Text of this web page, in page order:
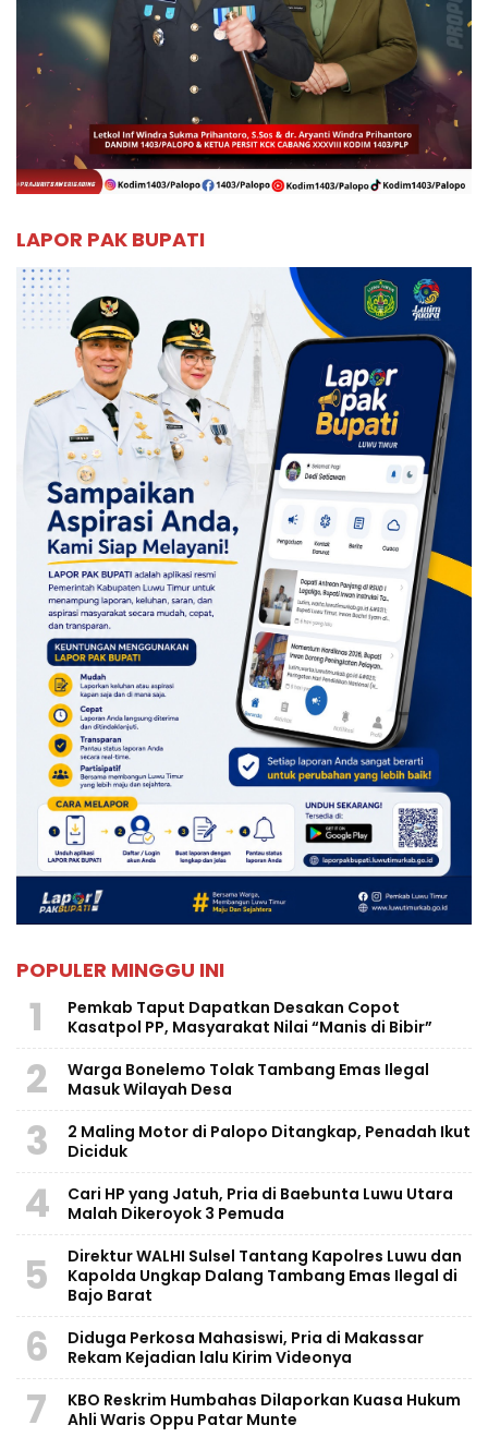
LAPOR PAK BUPATI
POPULER MINGGU INI
1
Pemkab Taput Dapatkan Desakan Copot
Kasatpol PP, Masyarakat Nilai “Manis di Bibir”
2
Warga Bonelemo Tolak Tambang Emas Ilegal
Masuk Wilayah Desa
3
2 Maling Motor di Palopo Ditangkap, Penadah Ikut
Diciduk
4
Cari HP yang Jatuh, Pria di Baebunta Luwu Utara
Malah Dikeroyok 3 Pemuda
5
Direktur WALHI Sulsel Tantang Kapolres Luwu dan
Kapolda Ungkap Dalang Tambang Emas Ilegal di
Bajo Barat
6
Diduga Perkosa Mahasiswi, Pria di Makassar
Rekam Kejadian lalu Kirim Videonya
7
KBO Reskrim Humbahas Dilaporkan Kuasa Hukum
Ahli Waris Oppu Patar Munte